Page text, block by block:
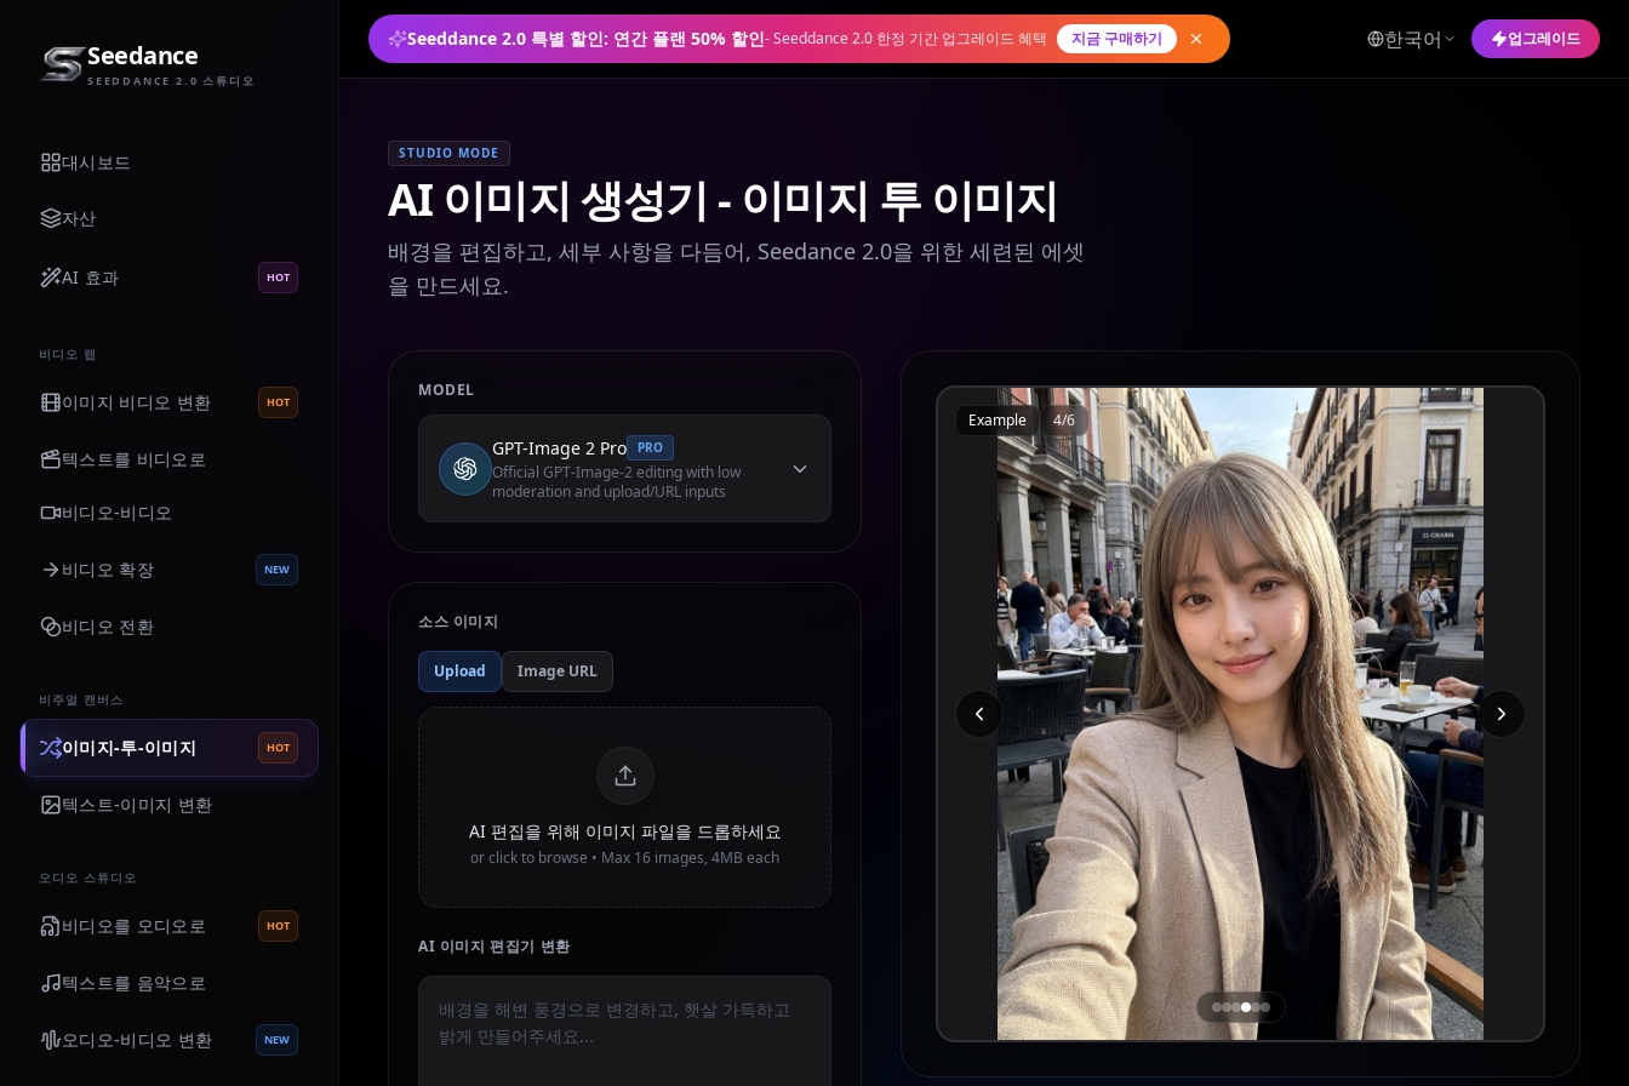
Seeddance 2.0 특별 할인: 연간 플랜 50% 할인-Seeddance 2.0 한정 기간 업그레이드 혜택 지금 구매하기 한국어 업그레이드
Seedance
SEEDDANCE 2.0 스튜디오
대시보드
자산
AI 효과 HOT
비디오 랩
이미지 비디오 변환 HOT
텍스트를 비디오로
비디오-비디오
비디오 확장 NEW
비디오 전환
비주얼 캔버스
이미지-투-이미지 HOT
텍스트-이미지 변환
오디오 스튜디오
비디오를 오디오로 HOT
텍스트를 음악으로
오디오-비디오 변환 NEW
STUDIO MODE
AI 이미지 생성기 - 이미지 투 이미지
배경을 편집하고, 세부 사항을 다듬어, Seedance 2.0을 위한 세련된 에셋
을 만드세요.
MODEL
GPT-Image 2 Pro PRO
Official GPT-Image-2 editing with low
moderation and upload/URL inputs
소스 이미지
Upload Image URL
AI 편집을 위해 이미지 파일을 드롭하세요
or click to browse • Max 16 images, 4MB each
AI 이미지 편집기 변환
Example 4/6